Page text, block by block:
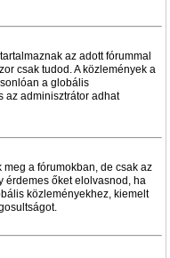
az adott fórummal
csak tudod. A közlemények a
a globális
az adminisztrátor adhat
a fórumokban, de csak az
érdemes őket elolvasnod, ha
közleményekhez, kiemelt